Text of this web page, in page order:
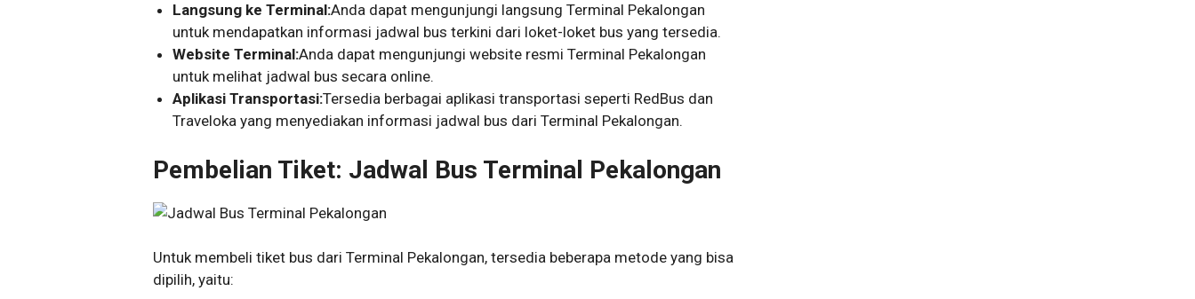
Langsung ke Terminal:Anda dapat mengunjungi langsung Terminal Pekalongan
untuk mendapatkan informasi jadwal bus terkini dari loket-loket bus yang tersedia.
Website Terminal:Anda dapat mengunjungi website resmi Terminal Pekalongan
untuk melihat jadwal bus secara online.
Aplikasi Transportasi:Tersedia berbagai aplikasi transportasi seperti RedBus dan
Traveloka yang menyediakan informasi jadwal bus dari Terminal Pekalongan.
Pembelian Tiket: Jadwal Bus Terminal Pekalongan
Untuk membeli tiket bus dari Terminal Pekalongan, tersedia beberapa metode yang bisa
dipilih, yaitu: